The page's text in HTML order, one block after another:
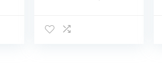
Discothèque